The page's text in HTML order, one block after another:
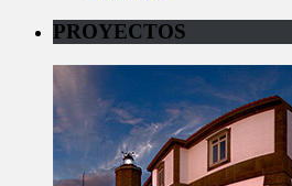
PROYECTOS